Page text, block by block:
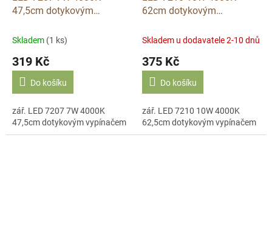
47,5cm dotykovým
Skladem (1 ks)
319 Kč
Do košíku
zář. LED 7207 7W 4000K
47,5cm dotykovým vypínačem
62cm dotykovým
Skladem u dodavatele 2-10 dnů
375 Kč
Do košíku
zář. LED 7210 10W 4000K
62,5cm dotykovým vypínačem